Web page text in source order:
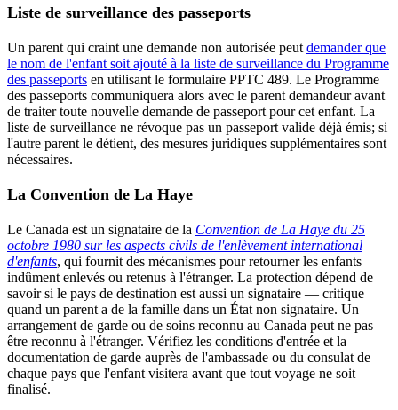
Liste de surveillance des passeports
Un parent qui craint une demande non autorisée peut demander que
le nom de l'enfant soit ajouté à la liste de surveillance du Programme
des passeports en utilisant le formulaire PPTC 489. Le Programme
des passeports communiquera alors avec le parent demandeur avant
de traiter toute nouvelle demande de passeport pour cet enfant. La
liste de surveillance ne révoque pas un passeport valide déjà émis; si
l'autre parent le détient, des mesures juridiques supplémentaires sont
nécessaires.
La Convention de La Haye
Le Canada est un signataire de la Convention de La Haye du 25
octobre 1980 sur les aspects civils de l'enlèvement international
d'enfants, qui fournit des mécanismes pour retourner les enfants
indûment enlevés ou retenus à l'étranger. La protection dépend de
savoir si le pays de destination est aussi un signataire — critique
quand un parent a de la famille dans un État non signataire. Un
arrangement de garde ou de soins reconnu au Canada peut ne pas
être reconnu à l'étranger. Vérifiez les conditions d'entrée et la
documentation de garde auprès de l'ambassade ou du consulat de
chaque pays que l'enfant visitera avant que tout voyage ne soit
finalisé.